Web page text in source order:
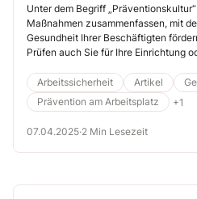
Unter dem Begriff
Maßnahmen zusammenfassen, mit
Gesundheit Ihrer Beschäftigten
Prüfen auch Sie für Ihre Einrichtung
Arbeitssicherheit
Artikel
Prävention am Arbeitsplatz
+1
07.04.2025·2 Min Lesezeit